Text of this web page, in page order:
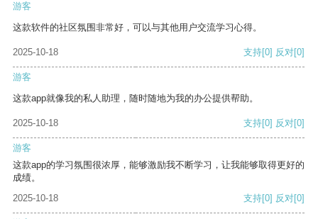
游客
这款软件的社区氛围非常好，可以与其他用户交流学习心得。
2025-10-18 支持[0] 反对[0]
游客
这款app就像我的私人助理，随时随地为我的办公提供帮助。
2025-10-18 支持[0] 反对[0]
游客
这款app的学习氛围很浓厚，能够激励我不断学习，让我能够取得更好的
成绩。
2025-10-18
支持[0] 反对[0]